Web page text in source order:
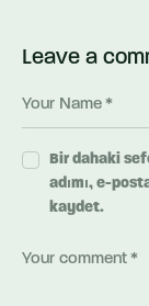
Leave a
Bir dahaki
adımı, e-
kaydet.